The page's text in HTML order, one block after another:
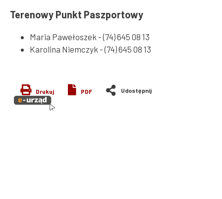
Terenowy Punkt Paszportowy
Maria Pawełoszek - (74) 645 08 13
Karolina Niemczyk - (74) 645 08 13
Drukuj PDF